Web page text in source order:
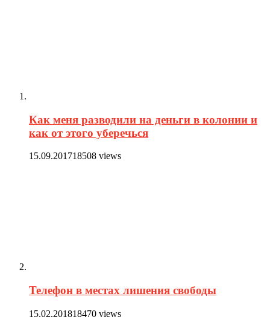
Как меня разводили на деньги в колонии и
как от этого уберечься
15.09.201718508 views
Телефон в местах лишения свободы
15.02.201818470 views